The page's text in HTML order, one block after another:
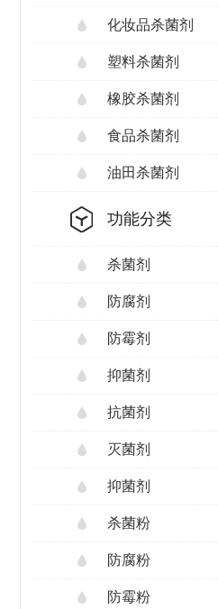
化妆品杀菌剂
塑料杀菌剂
橡胶杀菌剂
食品杀菌剂
油田杀菌剂
功能分类
杀菌剂
防腐剂
防霉剂
抑菌剂
抗菌剂
灭菌剂
抑菌剂
杀菌粉
防腐粉
防霉粉